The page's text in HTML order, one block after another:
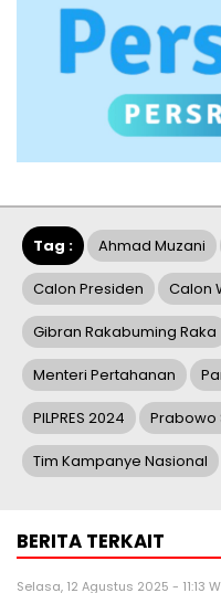
Tag : Ahmad Muzani
Calon Presiden Calon
Gibran Rakabuming Raka
Menteri Pertahanan
PILPRES 2024 Prabowo
Tim Kampanye Nasional
BERITA TERKAIT
Selasa, 12 Agustus 2025 - 11:13